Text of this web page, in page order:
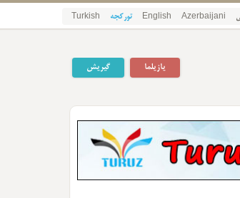
Azerbaijani
English تورکجه Turkish
گیریش یازیلما